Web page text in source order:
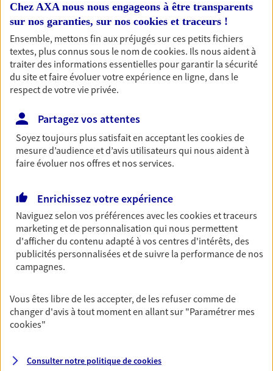
Assurance prêt immobilier
Un projet immobilier ? Un emprunt en cours ? De
belles économies possibles sur votre budget
immobilier en confiant votre assurance de prêt à
AXA !
Responsabilité civile
Nos contrats responsabilité civile entreprise vous
protègent si votre responsabilité civile et/ou celle
de votre entreprise est engagée : litige avec un
salarié, accident affectant un tiers…
Découvrir l'offre Responsabilité Civile Entreprise
Chez AXA nous nous engageons à être transparents
sur nos garanties, sur nos cookies et traceurs !
Ensemble, mettons fin aux préjugés sur ces petits fichiers
textes, plus connus sous le nom decookies. Ils nous aident à
traiter des informations essentielles pour garantir la sécurité
du site et faire évoluer votre expérience en ligne, dans le
respect de votre vie privée.
Partagez vos attentes
Soyez toujours plus satisfait en acceptant lescookiesde
mesure d’audience et d’avis utilisateurs qui nous aident à
faire évoluer nos offres et nos services.
Enrichissez votre expérience
Naviguez selon vos préférences avec lescookies et traceurs
marketing et de personnalisation qui nous permettent
d'afficher du contenu adapté à vos centres d'intérêts, des
publicités personnalisées et de suivre la performance de nos
campagnes.
Vous êtes libre de les accepter, de les refuser comme de
changer d'avis à tout moment en allant sur "Paramétrer mes
cookies"
Consulter notre politique decookies